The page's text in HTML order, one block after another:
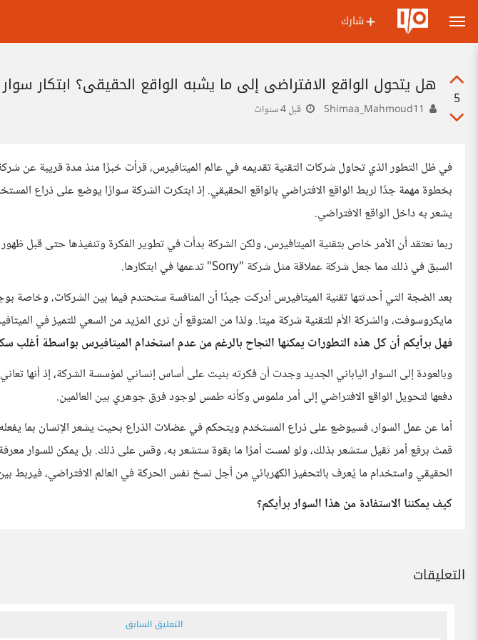
شارك
5
هل يتحول الواقع الافتراضي إلى ما يشبه الواقع الحقيقي؟ ابتكار سوار
قبل 4 سنوات
بخطوة مهمة جدًا لربط الواقع الافتراضي بالواقع الحقيقي. إذ ابتكرت الشركة سوارًا يوضع على ذراع
يشعر به داخل الواقع الافتراضي.
ربما نعتقد أن الأمر خاص بتقنية الميتافيرس، ولكن الشركة بدأت في تطوير الفكرة وتنفيذها حتى قبل ظهور
السبق في ذلك مما جعل شركة عملاقة مثل شركة "Sony" تدعمها في ابتكارها.
بعد الضجة التي أحدثتها تقنية الميتافيرس أدركت جيدًا أن المنافسة ستحتدم فيما بين الشركات، وخاصة
مايكروسوفت، والشركة الأم للتقنية شركة ميتا. ولذا من المتوقع أن نرى المزيد من السعي للتميز في
فهل برأيكم أن كل هذه التطورات يمكنها النجاح بالرغم من عدم استخدام الميتافيرس بواسطة أغلب
وبالعودة إلى السوار الياباني الجديد وجدت أن فكرته بنيت على أساس إنساني لمؤسسة الشركة، إذ أنها
دفعها لتحويل الواقع الافتراضي إلى أمر ملموس وكأنه طمس لوجود فرق جوهري بين العالمين.
أما عن عمل السوار، فسيوضع على ذراع المستخدم ويتحكم في عضلات الذراع بحيث يشعر الإنسان بما
قمتَ برفع أمر ثقيل ستشعر بذلك، ولو لمست أمرًا ما بقوة ستشعر به، وقس على ذلك. بل يمكن للسوار معرفة
الحقيقي واستخدام ما يُعرف بالتحفيز الكهربائي من أجل نسخ نفس الحركة في العالم الافتراضي، فيربط
كيف يمكننا الاستفادة من هذا السوار برأيكم؟
التعليقات
التعليق السابق